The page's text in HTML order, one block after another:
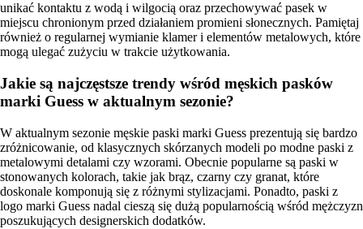
unikać kontaktu z wodą i wilgocią oraz przechowywać pasek w
miejscu chronionym przed działaniem promieni słonecznych. Pamiętaj
również o regularnej wymianie klamer i elementów metalowych, które
mogą ulegać zużyciu w trakcie użytkowania.
Jakie są najczęstsze trendy wśród męskich pasków
marki Guess w aktualnym sezonie?
W aktualnym sezonie męskie paski marki Guess prezentują się bardzo
zróżnicowanie, od klasycznych skórzanych modeli po modne paski z
metalowymi detalami czy wzorami. Obecnie popularne są paski w
stonowanych kolorach, takie jak brąz, czarny czy granat, które
doskonale komponują się z różnymi stylizacjami. Ponadto, paski z
logo marki Guess nadal cieszą się dużą popularnością wśród mężczyzn
poszukujących designerskich dodatków.